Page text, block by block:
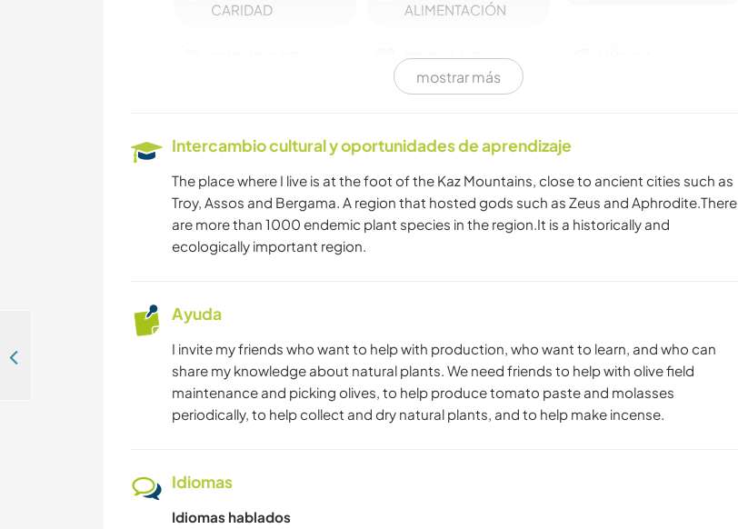
CARIDAD
ALIMENTACIÓN
BRICOLAJE Y
MANUALIDADES
ANIMALES NATURALEZA
DEPORTES
ACUÁTICOS
SENDERISMO
mostrar más
Intercambio cultural y oportunidades de aprendizaje
The place where I live is at the foot of the Kaz Mountains, close to ancient cities such as
Troy, Assos and Bergama. A region that hosted gods such as Zeus and Aphrodite.There
are more than 1000 endemic plant species in the region.It is a historically and
ecologically important region.
Ayuda
I invite my friends who want to help with production, who want to learn, and who can
share my knowledge about natural plants. We need friends to help with olive field
maintenance and picking olives, to help produce tomato paste and molasses
periodically, to help collect and dry natural plants, and to help make incense.
Idiomas
Idiomas hablados